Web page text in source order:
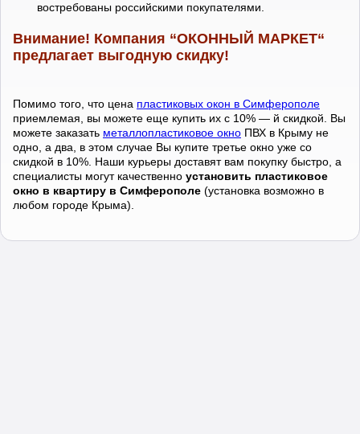
востребованы российскими покупателями.
Внимание! Компания “ОКОННЫЙ МАРКЕТ“
предлагает выгодную скидку!
Помимо того, что цена пластиковых окон в Симферополе
приемлемая, вы можете еще купить их с 10% — й скидкой. Вы
можете заказать металлопластиковое окно ПВХ в Крыму не
одно, а два, в этом случае Вы купите третье окно уже со
скидкой в 10%. Наши курьеры доставят вам покупку быстро, а
специалисты могут качественно установить пластиковое
окно в квартиру в Симферополе (установка возможно в
любом городе Крыма).